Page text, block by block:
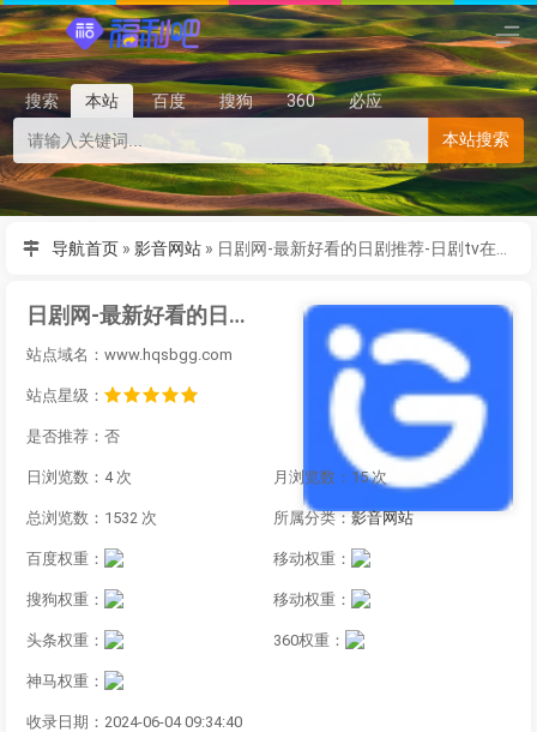
搜索 本站 百度 搜狗 360
必应
本站搜索
导航首页 » 影音网站 »
日剧网-最新好看的日剧推荐-日剧tv在线观看
站点域名：www.hqsbgg.com
站点星级：
是否推荐：否
日浏览数：4 次 月浏览数：15 次
总浏览数：1532 次 所属分类： 影音网站
百度权重： 移动权重：
搜狗权重： 移动权重：
头条权重： 360权重：
神马权重：
收录日期：2024-06-04 09:34:40